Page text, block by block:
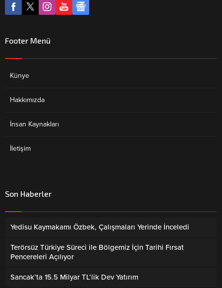
Footer Menü
Künye
Hakkımızda
İnsan Kaynakları
İletişim
Son Haberler
Yedisu Kaymakamı Özbek, Çalışmaları Yerinde İnceledi
Terörsüz Türkiye Süreci ile Bölgemiz İçin Tarihi Fırsat
Pencereleri Açılıyor
Sancak’ta 15.5 Milyar TL’lik Dev Yatırım